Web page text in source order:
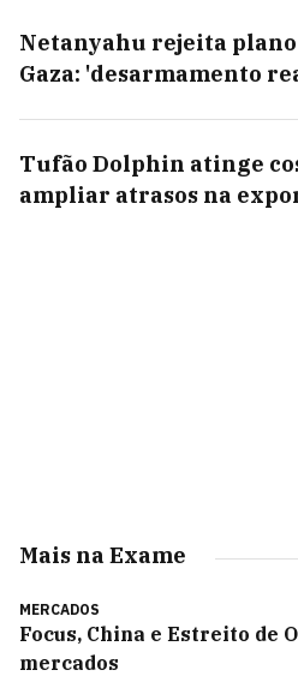
Netanyahu rejeita
Gaza: 'desarmamento
Tufão Dolphin atinge
ampliar atrasos na
Mais na Exame
MERCADOS
Focus, China e Estreito de
mercados